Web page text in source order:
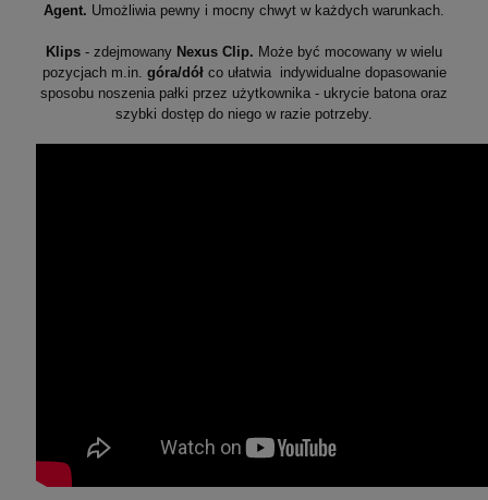
Agent. Umożliwia pewny i mocny chwyt w każdych warunkach.
Klips - zdejmowany Nexus Clip. Może być mocowany w wielu
pozycjach m.in. góra/dółco ułatwia indywidualne dopasowanie
sposobu noszenia pałki przez użytkownika - ukrycie batona oraz
szybki dostęp do niego w razie potrzeby.